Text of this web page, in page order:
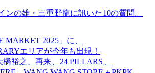
ンの雄・三重野龍に訊いた10の質問。
MARKET 2025」に、
エリアが今年も出現！
裕之、再来、24 PILLARS、